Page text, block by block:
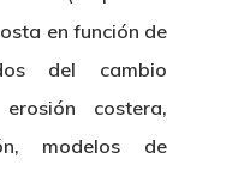
en función de
del cambio
costera,
modelos de